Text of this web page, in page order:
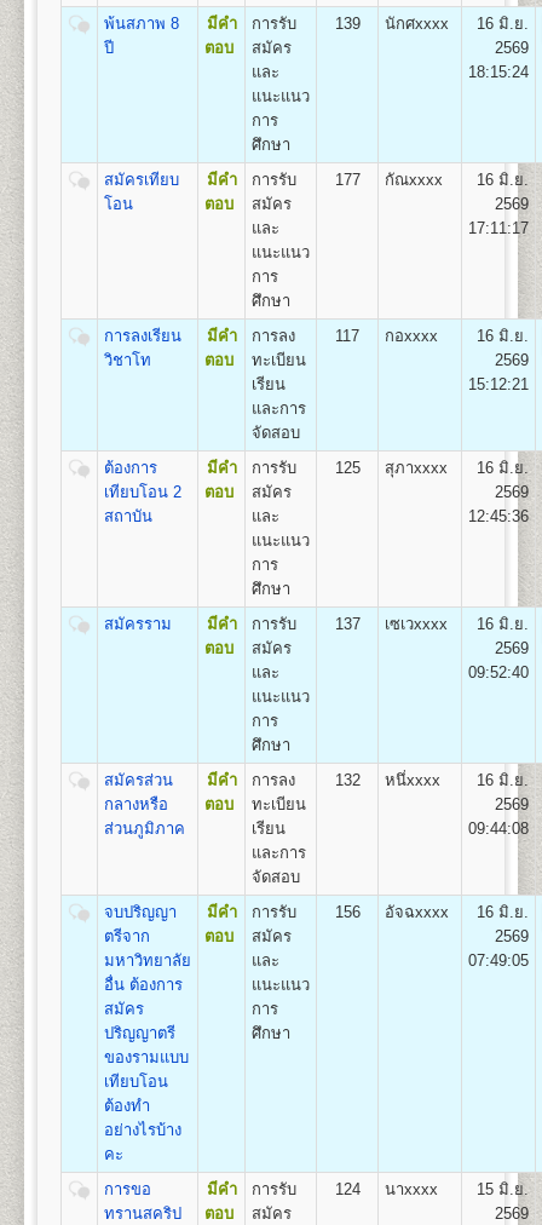
Resourse Development)
เปิดสอน
สาขาวิชาคือ สาขาวิชาพัฒนาทรัพยากร
หลักสูตร 4 ปี จำนวน 138 -148
หน่วยกิต
ชื่อปริญญา
วิศวกรรมศาสตรบัณฑิต (วศ.บ.) Bachelor of
1.สาขาวิชาวิศวกรรมโยธา
2.สาขาวิชาวิศวกรรมอุตสาหการ
3.สาขาวิชาวิศวกรรมพลังงาน
4.สาขาวิชาวิศวกรรมคอมพิวเตอร์
5.สาขาวิชาวิศวกรรมสิ่งแวดล้อม
คณะศิลปกรรมศาสตร์
เปิดสอนระดับปริญญาตรี
หลักสูตร 4 ปี 137-139
หน่วยกิต
ชื่อปริญญา ศิลปกรรมศาสตรบัณฑิต (ศป.บ) Bachelor of
Fine and Applied Arts(B.F.A.)
1.สาขาวิชานาฏกรรมไทย
2.สาขาวิชาดนตรีไทย
3.สาขาวิชาดนตรีไทยสมัยนิยม
หลักสูตร 6 ปี จำนวน 238
หน่วยกิต
1.หลักสูตร 6 ปี สำหรับผู้ที่จบมัธยมศึกษาปีที่ 6 โดยเริ่ม
เรียนเป็น Pre-Optometry ในช่วง 2 ปีแรก และเรียน
Optometry ในช่วง 4 ปีหลัง
2.หลักสูตร 4 ปี สำหรับผู้ที่จบการศึกษาระดับปริญญาตรี
เรียน Optometry ในหลักสูตร 4 ปี
ชื่อปริญญาทัศนมาตรศาสตรบัณฑิต (ทศ.บ.) Doctor of
Optometry (O.D.)
เปิดสอน1สาขาวิชา คือ สาขาวิชาทัศนมาตรศาสตร์
คณะสาธารณสุขศาสตร์
เปิดสอนระดับปริญญาตรี
135 หน่วยกิต
ชื่อปริญญา
Health (B.P.H)
เปิดสอน 1
1.หลักสูตรสาธารณสุขศาสตรบัณฑิต สาขาวิชา
สาธารณสุขชุมชน
7. ค่าใบรับรองผลการศึกษา ชุดละ
สูตรการชำระเงินสำหรับผู้เข้าศึกษาราย
กระบวนวิชา (PRE-DEGREE)
จำนวน
ค่า
ค่า
ธรรมเนียม
แรกเข้า
ศึกษา
ค่าทำ
ค่าขึ้น
ค่า
รวม
(บาท)
800
2,050
2 500 800
2,100
800
4 200 500 800 100 500 100
2,200
2,250
7 350 500 800 100 500 100
2,350
500 800
2,400
800
800
2,500
11 550 500 800
2,550
800
500 800 100 500
2,650
14 700 800
2,700
15 800
16 800
17
18
19 500 800 100 500 100
2,950
พ้นสภาพ 8
ปี
มีคำ
ตอบ
การรับ
สมัคร
และ
แนะแนว
การ
ศึกษา
139 นักศxxxx
16 มิ.ย.
2569
18:15:24
สมัครเทียบ
โอน
มีคำ
ตอบ
การรับ
สมัคร
และ
แนะแนว
การ
ศึกษา
177 กัณxxxx
16 มิ.ย.
2569
17:11:17
การลงเรียน
วิชาโท
มีคำ
ตอบ
การลง
ทะเบียน
เรียน
และการ
จัดสอบ
117 กอxxxx
16 มิ.ย.
2569
15:12:21
ต้องการ
เทียบโอน 2
สถาบัน
มีคำ
ตอบ
การรับ
สมัคร
และ
แนะแนว
การ
ศึกษา
125 สุภาxxxx
16 มิ.ย.
2569
12:45:36
สมัครราม
มีคำ
ตอบ
การรับ
สมัคร
และ
แนะแนว
การ
ศึกษา
137 เซเวxxxx
16 มิ.ย.
2569
09:52:40
สมัครส่วน
กลางหรือ
ส่วนภูมิภาค
มีคำ
ตอบ
การลง
ทะเบียน
เรียน
และการ
จัดสอบ
132 หนึ่xxxx
16 มิ.ย.
2569
09:44:08
จบปริญญา
ตรีจาก
มหาวิทยาลัย
อื่น ต้องการ
สมัคร
ปริญญาตรี
ของรามแบบ
เทียบโอน
ต้องทำ
อย่างไรบ้าง
คะ
มีคำ
ตอบ
การรับ
สมัคร
และ
แนะแนว
การ
ศึกษา
156 อัจฉxxxx
16 มิ.ย.
2569
07:49:05
การขอ
ทรานสคริป
มีคำ
ตอบ
การรับ
สมัคร
124 นาxxxx
15 มิ.ย.
2569